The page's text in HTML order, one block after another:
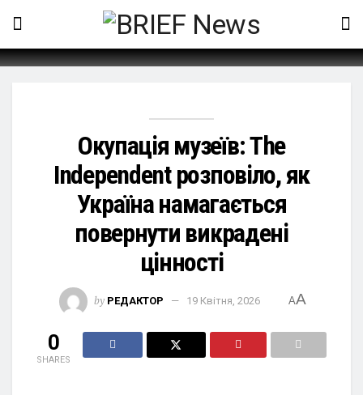
Окупація музеїв: The
Independent розповіло, як
Україна намагається
повернути викрадені
цінності
by РЕДАКТОР 19 Квітня, 2026 AA
0
SHARES